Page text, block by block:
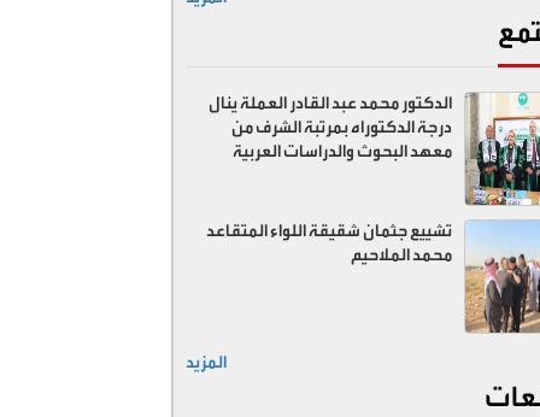
الدكتور محمد عبد القادر العملة ينال
درجة الدكتوراه بمرتبة الشرف من
معهد البحوث والدراسات العربية
تشييع جثمان شقيقة اللواء المتقاعد
محمد الملاحيم
المزيد